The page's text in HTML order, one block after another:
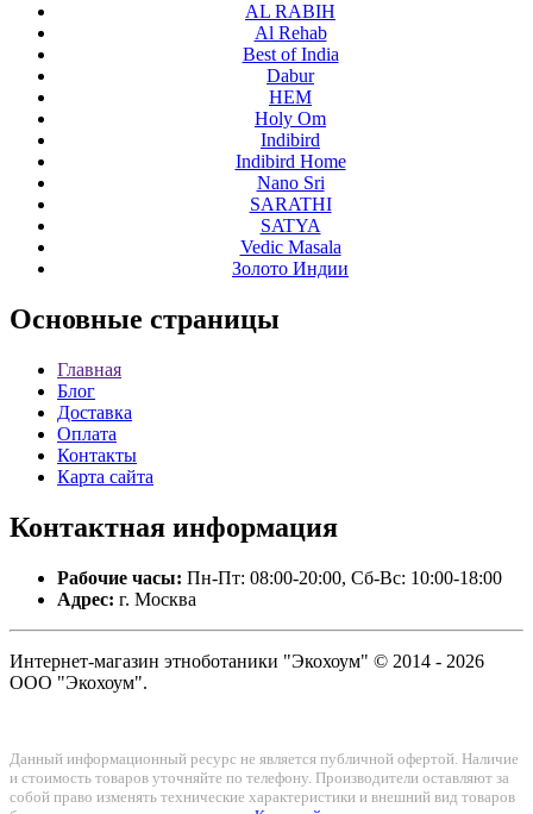
AL RABIH
Al Rehab
Best of India
Dabur
HEM
Holy Om
Indibird
Indibird Home
Nano Sri
SARATHI
SATYA
Vedic Masala
Золото Индии
Основные страницы
Главная
Блог
Доставка
Оплата
Контакты
Карта сайта
Контактная информация
Рабочие часы: Пн-Пт: 08:00-20:00, Сб-Вс: 10:00-18:00
Адрес: г. Москва
Интернет-магазин этноботаники "Экохоум" © 2014 - 2026
ООО "Экохоум".
Данный информационный ресурс не является публичной офертой. Наличие
и стоимость товаров уточняйте по телефону. Производители оставляют за
собой право изменять технические характеристики и внешний вид товаров